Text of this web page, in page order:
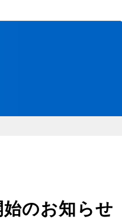
のお知らせ